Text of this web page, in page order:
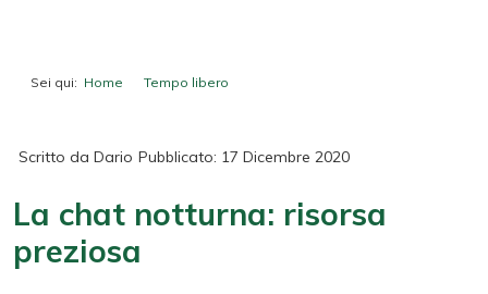
Sei qui: Home
Tempo libero
Scritto da Dario Pubblicato: 17 Dicembre 2020
La chat notturna: risorsa
preziosa